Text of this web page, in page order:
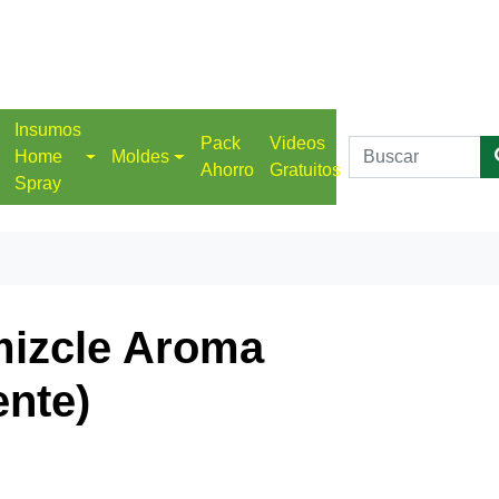
Insumos
Home
Spray
Moldes
Pack
Ahorro
Videos
Gratuitos
Aroma